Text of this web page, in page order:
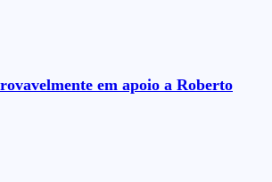
em apoio a Roberto